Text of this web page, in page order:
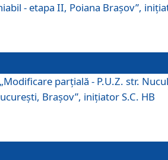
- etapa II, Poiana Braşov”,
parţială - P.U.Z. str.
Braşov”, iniţiator S.C. HB